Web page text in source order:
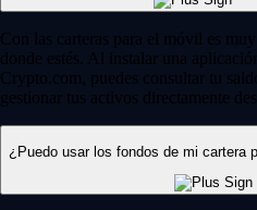
Con las carteras para el móvil es
donde estés. Al instalar una
Crypto.com, puedes consultar tu
gestionar tus activos directamente
¿Puedo usar los fondos de mi cartera